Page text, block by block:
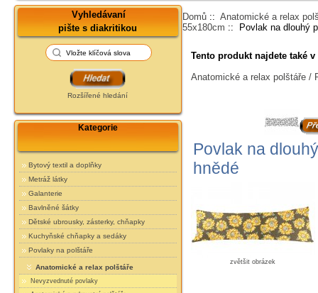
Vyhledávaní
pište s diakritikou
Rozšířené hledání
Kategorie
Bytový textil a doplňky
Metráž látky
Galanterie
Bavlněné šátky
Dětské ubrousky, zásterky, chňapky
Kuchyňské chňapky a sedáky
Povlaky na polštáře
Anatomické a relax polštáře
Nevyzvednuté povlaky
Domů ::Anatomické a relax
55x180cm :: Povlak na dlouhý
Tento produkt najdete také
Anatomické a relax polštáře /
Povlak na
hnědé
zvětšit obrázek